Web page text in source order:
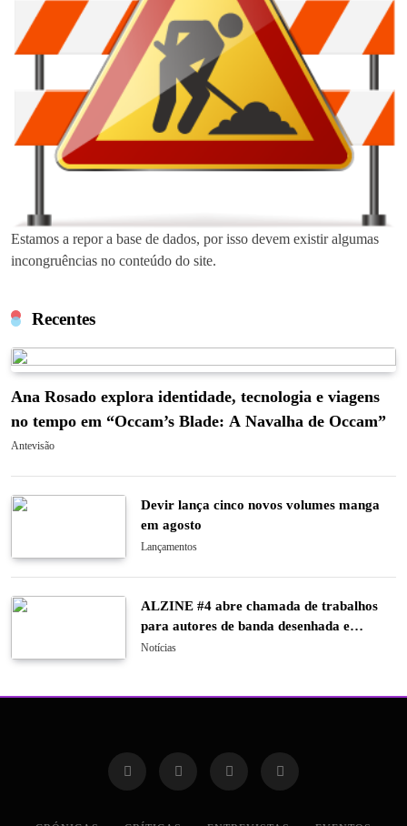
Estamos a repor a base de dados, por isso devem existir algumas
incongruências no conteúdo do site.
Recentes
Ana Rosado explora identidade, tecnologia e viagens
no tempo em “Occam’s Blade: A Navalha de Occam”
Antevisão
Devir lança cinco novos volumes manga
em agosto
Lançamentos
ALZINE #4 abre chamada de trabalhos
para autores de banda desenhada e
ilustração
Notícias